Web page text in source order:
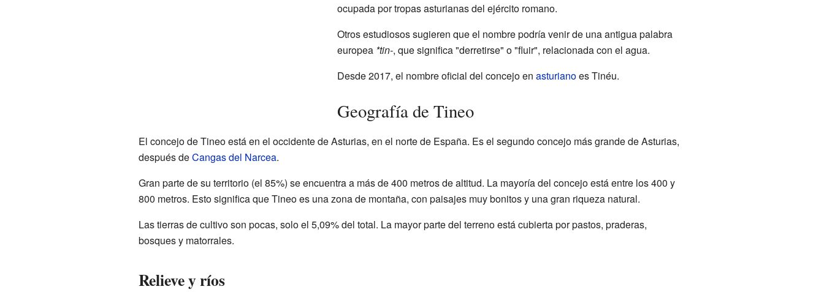
ocupada por tropas asturianas del ejército romano.
Otros estudiosos sugieren que el nombre podría venir de una antigua palabra
europea *tin-, que significa "derretirse" o "fluir", relacionada con el agua.
Desde 2017, el nombre oficial del concejo en asturianoes Tinéu.
Geografía de Tineo
El concejo de Tineo está en el occidente de Asturias, en el norte de España. Es el segundo concejo más grande de Asturias,
después deCangas del Narcea.
Gran parte de su territorio (el 85%) se encuentra a más de 400 metros de altitud. La mayoría del concejo está entre los 400 y
800 metros. Esto significa que Tineo es una zona de montaña, con paisajes muy bonitos y una gran riqueza natural.
Las tierras de cultivo son pocas, solo el 5,09% del total. La mayor parte del terreno está cubierta por pastos, praderas,
bosques y matorrales.
Relieve y ríos